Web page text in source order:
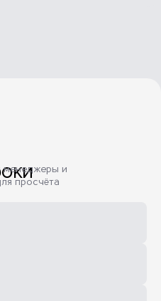
менеджеры и
просчёта